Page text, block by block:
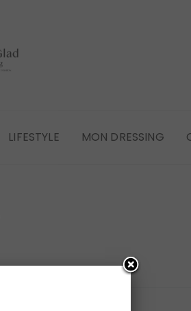
LIFESTYLE MON DRESSING